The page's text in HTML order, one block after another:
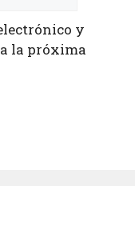
y
la próxima